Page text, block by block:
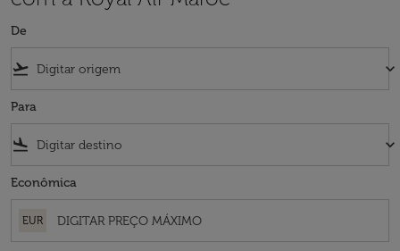
De
flight_takeoff keyboard_arrow_down
Para
flight_land keyboard_arrow_down
Econômica
EUR